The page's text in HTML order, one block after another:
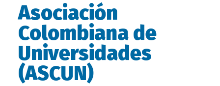
Asociación
Colombiana de
Universidades
(ASCUN)